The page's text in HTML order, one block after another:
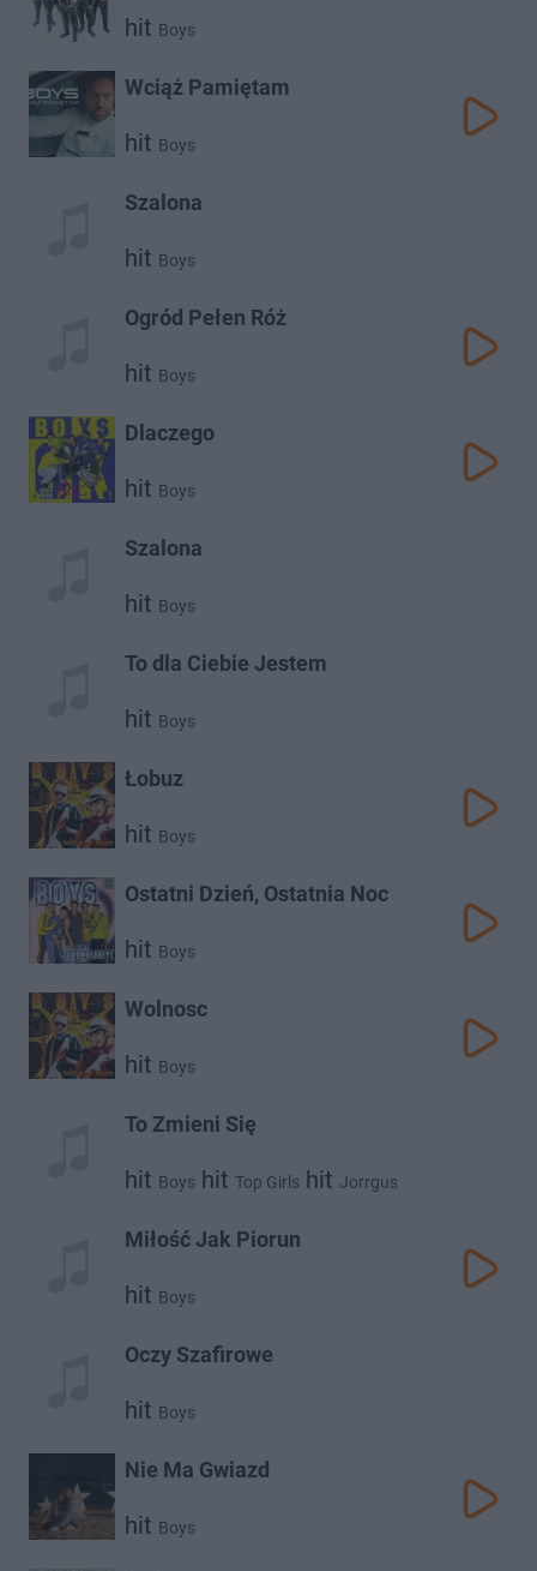
hit Boys
Wciąż Pamiętam
hit Boys
Szalona
hit Boys
Ogród Pełen Róż
hit Boys
Dlaczego
hit Boys
Szalona
hit Boys
To dla Ciebie Jestem
hit Boys
Łobuz
hit Boys
Ostatni Dzień, Ostatnia Noc
hit Boys
Wolnosc
hit Boys
To Zmieni Się
hit Boys hit Top Girls hit Jorrgus
Miłość Jak Piorun
hit Boys
Oczy Szafirowe
hit Boys
Nie Ma Gwiazd
hit Boys